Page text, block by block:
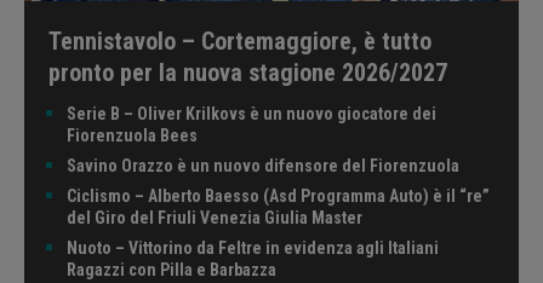
Tennistavolo – Cortemaggiore, è tutto
pronto per la nuova stagione 2026/2027
Serie B – Oliver Krilkovs è un nuovo giocatore dei
Fiorenzuola Bees
Savino Orazzo è un nuovo difensore del Fiorenzuola
Ciclismo – Alberto Baesso (Asd Programma Auto) è il “re”
del Giro del Friuli Venezia Giulia Master
Nuoto – Vittorino da Feltre in evidenza agli Italiani
Ragazzi con Pilla e Barbazza